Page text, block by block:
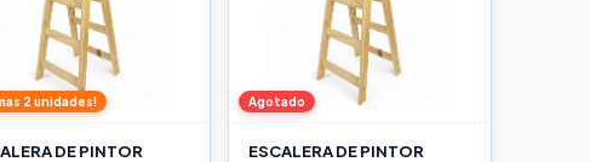
2 unidades!
DE PINTOR
Agotado
ESCALERA DE PINTOR